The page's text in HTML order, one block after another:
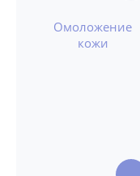
Омоложение
кожи